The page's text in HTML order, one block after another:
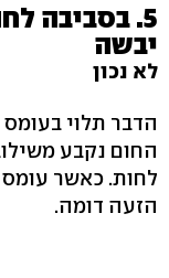
5. בסביבה
יבשה
לא נכון
הדבר תלוי
החום נקבע
לחות. כאשר
הזעה דומה.